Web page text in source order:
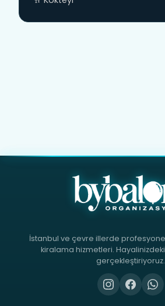
İstanbul ve çevre illerde
kiralama hizmetleri.
gerçekleştiriyoruz.